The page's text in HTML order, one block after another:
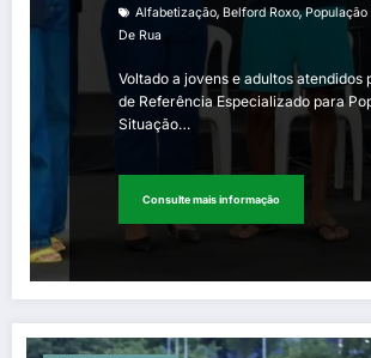
Alfabetização, Belford Roxo,População
De Rua
Voltado a jovens e adultos atendidos
de Referência Especializado para
Situação…
Consulte mais informação